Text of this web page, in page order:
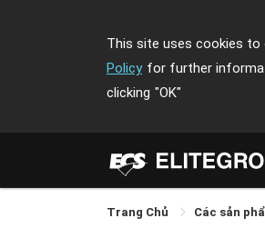
This site uses cookies to
Policy for further
clicking "OK"
Trang Chủ Các sản